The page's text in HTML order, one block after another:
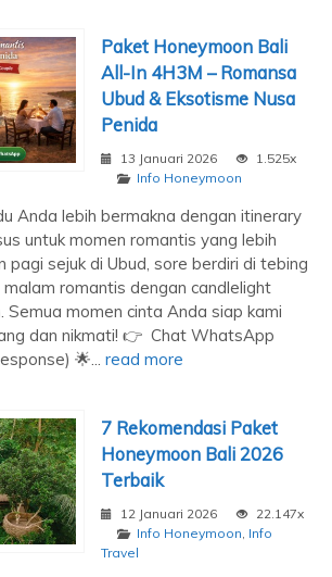
Paket Honeymoon Bali
All-In 4H3M – Romansa
Ubud & Eksotisme Nusa
Penida
13 Januari 2026
1.525x
Info Honeymoon
Anda lebih bermakna dengan itinerary
untuk momen romantis yang lebih
pagi sejuk di Ubud, sore berdiri di tebing
malam romantis dengan candlelight
Semua momen cinta Anda siap kami
dan nikmati! 👉 Chat WhatsApp
🌟... read more
7 Rekomendasi Paket
Honeymoon Bali 2026
Terbaik
12 Januari 2026
22.147x
Info Honeymoon, Info
Travel